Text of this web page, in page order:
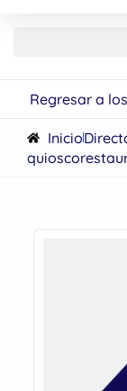
Regresar a
Inicio